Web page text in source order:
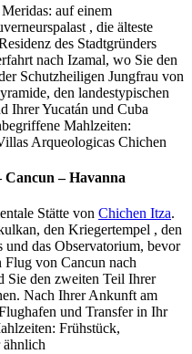
auf einem
, die älteste
des Stadtgründers
nach Izamal, wo Sie den
Schutzheiligen Jungfrau von
den landestypischen
Ihrer Yucatán und Cuba
Mahlzeiten:
Arqueologicas Chichen
– Havanna
Stätte von Chichen Itza.
den Kriegertempel , den
das Observatorium, bevor
Flug von Cancun nach
Sie den zweiten Teil Ihrer
Nach Ihrer Ankunft am
und Transfer in Ihr
Frühstück,
ähnlich